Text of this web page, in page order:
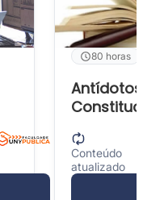
Antídotos
Conteúdo
atualizado
80 horas
Antídotos
Conteúdo
atualizado